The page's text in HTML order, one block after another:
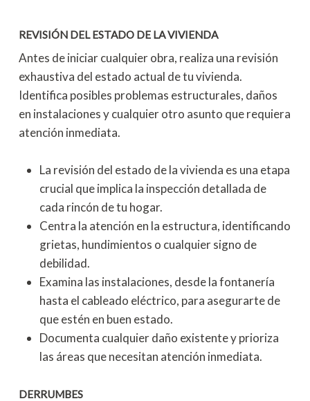
REVISIÓN DEL ESTADO DE LA VIVIENDA
Antes de iniciar cualquier obra, realiza una revisión
exhaustiva del estado actual de tu vivienda.
Identifica posibles problemas estructurales, daños
en instalaciones y cualquier otro asunto que requiera
atención inmediata.
La revisión del estado de la vivienda es una etapa
crucial que implica la inspección detallada de
cada rincón de tu hogar.
Centra la atención en la estructura, identificando
grietas, hundimientos o cualquier signo de
debilidad.
Examina las instalaciones, desde la fontanería
hasta el cableado eléctrico, para asegurarte de
que estén en buen estado.
Documenta cualquier daño existente y prioriza
las áreas que necesitan atención inmediata.
DERRUMBES